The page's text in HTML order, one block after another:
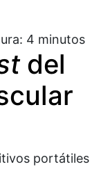
4 minutos
del
portátiles